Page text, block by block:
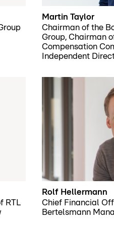
Martin Taylor
Chairman of the
Group, Chairman
Compensation
Independent
RTL
Rolf Hellermann
Chief Financial
Bertelsmann